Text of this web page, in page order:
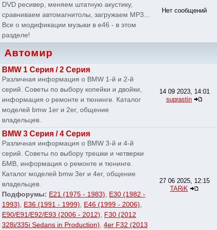
DVD ресивер, меняем штатную акустику,
сравниваем автомагнитолы, загружаем MP3...
Все о модификации музыки в e46 - в этом
разделе!
Нет сообщений
Автомир
BMW 1 Серия / 2 Серия
Различная информация о BMW 1-й и 2-й
серий. Советы по выбору копейки и двойки,
информация о ремонте и тюнинге. Каталог
моделей bmw 1er и 2er, общение
владельцев.
14 09 2023, 14:01
suprastin
BMW 3 Серия / 4 Серия
Различная информация о BMW 3-й и 4-й
серий. Советы по выбору трешки и четверки
БМВ, информация о ремонте и тюнинге.
Каталог моделей bmw 3er и 4er, общение
владельцев.
Подфорумы: E21 (1975 - 1983), E30 (1982 -
1993), E36 (1991 - 1999), E46 (1999 - 2006),
E90/E91/E92/E93 (2006 - 2012), F30 (2012
328i/335i Sedans in Production), 4er F32 (2013
27 06 2025, 12:15
TARiK